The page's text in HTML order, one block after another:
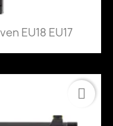
EU18 EU17